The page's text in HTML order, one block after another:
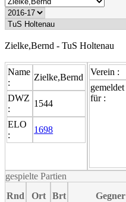
Zielke,Bernd - TuS Holtenau
Name
:
Zielke,Bernd
DWZ
:
1544
ELO
:
1698
Verein :
gemeldet
für :
gespielte Partien
Rnd
Ort Brt Gegner